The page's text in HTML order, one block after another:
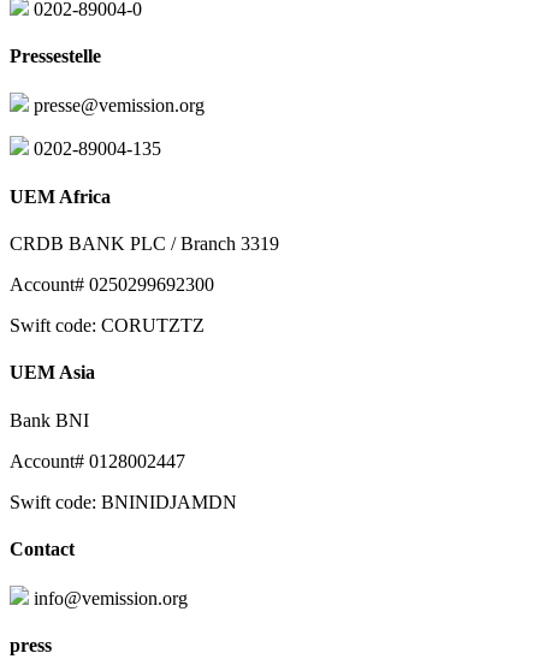
0202-89004-0
Pressestelle
presse@vemission.org
0202-89004-135
UEM Africa
CRDB BANK PLC / Branch 3319
Account# 0250299692300
Swift code: CORUTZTZ
UEM Asia
Bank BNI
Account# 0128002447
Swift code: BNINIDJAMDN
Contact
info@vemission.org
press